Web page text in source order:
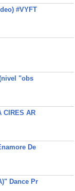
#VYFT
"obs
CIRES AR
De
Dance Pr